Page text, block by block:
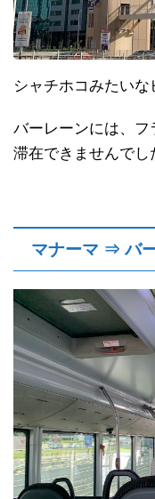
シャチホコみたいな
バーレーンには、
滞在できませんでし
マナーマ ⇒ バ